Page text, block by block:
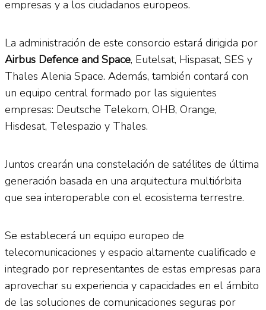
empresas y a los ciudadanos europeos.
La administración de este consorcio estará dirigida por
Airbus Defence and Space, Eutelsat, Hispasat, SES y
Thales Alenia Space. Además, también contará con
un equipo central formado por las siguientes
empresas: Deutsche Telekom, OHB, Orange,
Hisdesat, Telespazio y Thales.
Juntos crearán una constelación de satélites de última
generación basada en una arquitectura multiórbita
que sea interoperable con el ecosistema terrestre.
Se establecerá un equipo europeo de
telecomunicaciones y espacio altamente cualificado e
integrado por representantes de estas empresas para
aprovechar su experiencia y capacidades en el ámbito
de las soluciones de comunicaciones seguras por